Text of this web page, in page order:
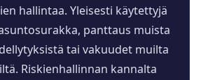
hallintaa. Yleisesti käytettyjä
panttaus muista
tai vakuudet muilta
Riskienhallinnan kannalta